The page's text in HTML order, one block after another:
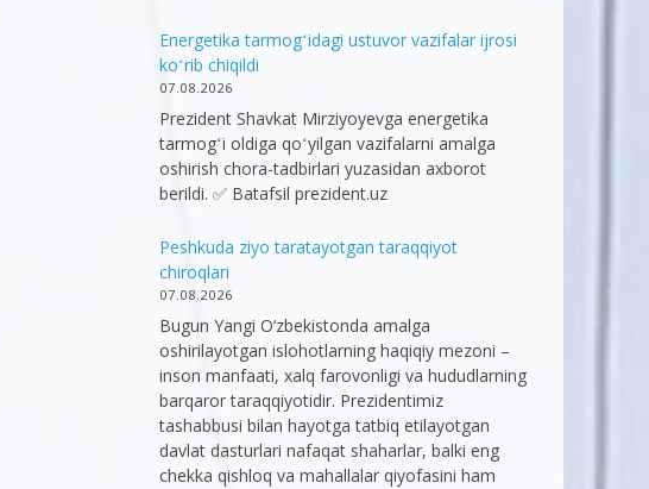
Energetika tarmogʻidagi ustuvor vazifalar ijrosi
koʻrib chiqildi
07.08.2026
Prezident Shavkat Mirziyoyevga energetika
tarmogʻi oldiga qoʻyilgan vazifalarni amalga
oshirish chora-tadbirlari yuzasidan axborot
berildi. ✅ Batafsil prezident.uz
Peshkuda ziyo taratayotgan taraqqiyot
chiroqlari
07.08.2026
Bugun Yangi O‘zbekistonda amalga
oshirilayotgan islohotlarning haqiqiy mezoni –
inson manfaati, xalq farovonligi va hududlarning
barqaror taraqqiyotidir. Prezidentimiz
tashabbusi bilan hayotga tatbiq etilayotgan
davlat dasturlari nafaqat shaharlar, balki eng
chekka qishloq va mahallalar qiyofasini ham